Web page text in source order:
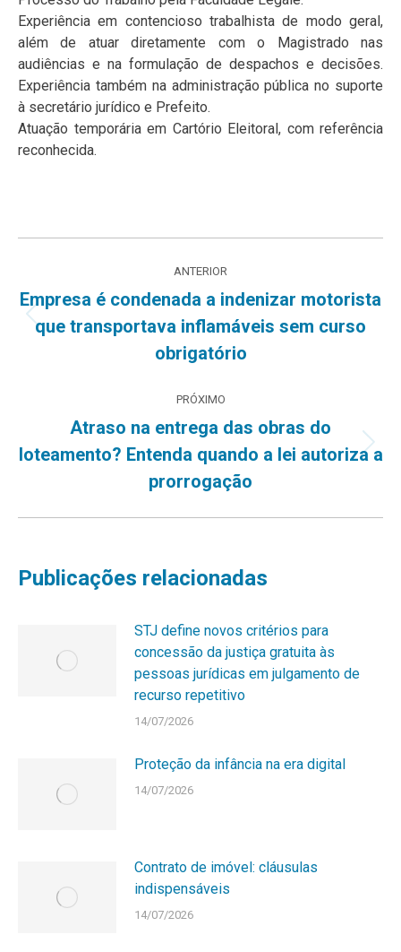
Experiência em contencioso trabalhista de modo geral,
além de atuar diretamente com o Magistrado nas
audiências e na formulação de despachos e decisões.
Experiência também na administração pública no suporte
à secretário jurídico e Prefeito.
Atuação temporária em Cartório Eleitoral, com referência
reconhecida.
de
post:
ANTERIOR
Post
anterior:
Empresa é condenada a indenizar motorista
que transportava inflamáveis sem curso
obrigatório
PRÓXIMO
Próximo
Atraso na entrega das obras do
loteamento? Entenda quando a lei autoriza a
prorrogação
Publicações relacionadas
STJ define novos critérios para
concessão da justiça gratuita às
pessoas jurídicas em julgamento de
recurso repetitivo
14/07/2026
Proteção da infância na era digital
14/07/2026
Contrato de imóvel: cláusulas
indispensáveis
14/07/2026